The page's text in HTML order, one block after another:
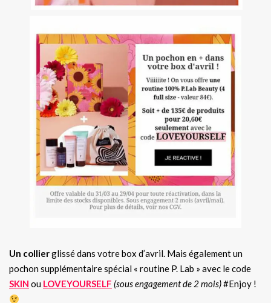
Un collierglissé dans votre box d’avril. Mais également un
pochon supplémentaire spécial « routine P. Lab » avec le code
SKIN ou LOVEYOURSELF (sous engagement de 2 mois)#Enjoy !